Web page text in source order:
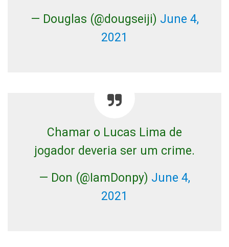
— Douglas (@dougseiji) June 4,
2021
Chamar o Lucas Lima de
jogador deveria ser um crime.
— Don (@IamDonpy) June 4,
2021